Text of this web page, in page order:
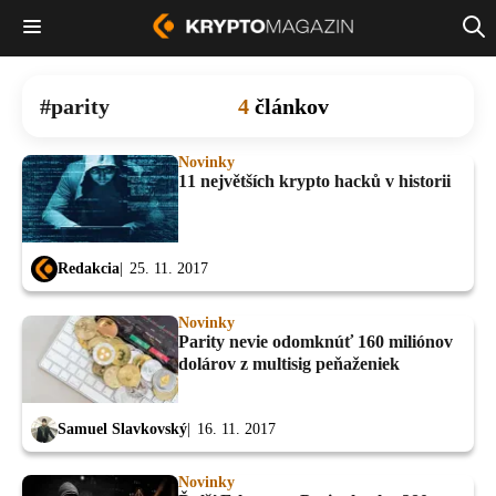
parity 4 článkov
Novinky
11 největších krypto hacků v historii
Redakcia 25. 11. 2017
Novinky
Parity nevie odomknúť 160 miliónov
dolárov z multisig peňaženiek
Samuel Slavkovský 16. 11. 2017
Novinky